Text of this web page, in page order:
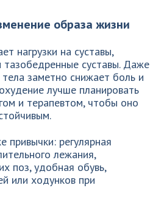
образа жизни
нагрузки на суставы,
тазобедренные суставы. Даже
заметно снижает боль и
лучше планировать
и терапевтом, чтобы оно
регулярная
лежания,
поз, удобная обувь,
или ходунков при